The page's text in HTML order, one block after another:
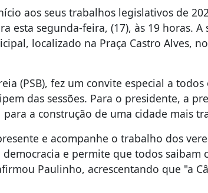
aos seus trabalhos legislativos de
esta segunda-feira, (17), às 19 horas. A
localizado na Praça Castro Alves,
(PSB), fez um convite especial a todos
das sessões. Para o presidente, a
a construção de uma cidade mais
e acompanhe o trabalho dos
e permite que todos saibam
Paulinho, acrescentando que "a